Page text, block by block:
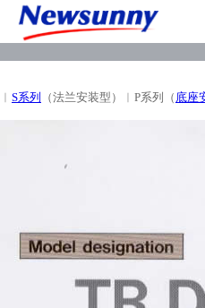
︱ S系列 （法兰安装型） ︱P系列（ 底座